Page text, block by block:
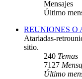
Mensajes
Último
REUNIONES O
Atariadas-
sitio.
240 Temas
7127
Último